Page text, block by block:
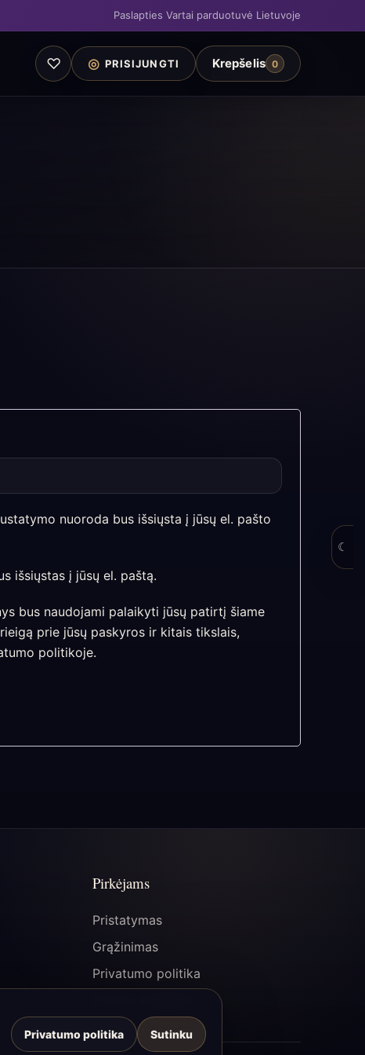
Paslapties Vartai parduotuvė Lietuvoje
♡ ◎ PRISIJUNGTI Krepšelis 0
nuoroda bus išsiųsta į jūsų el. pašto
išsiųstas į jūsų el. paštą.
bus naudojami palaikyti jūsų patirtį šiame
prie jūsų paskyros ir kitais tikslais,
politikoje.
Pirkėjams
Pristatymas
Grąžinimas
Privatumo politika
☾
Privatumo politika Sutinku